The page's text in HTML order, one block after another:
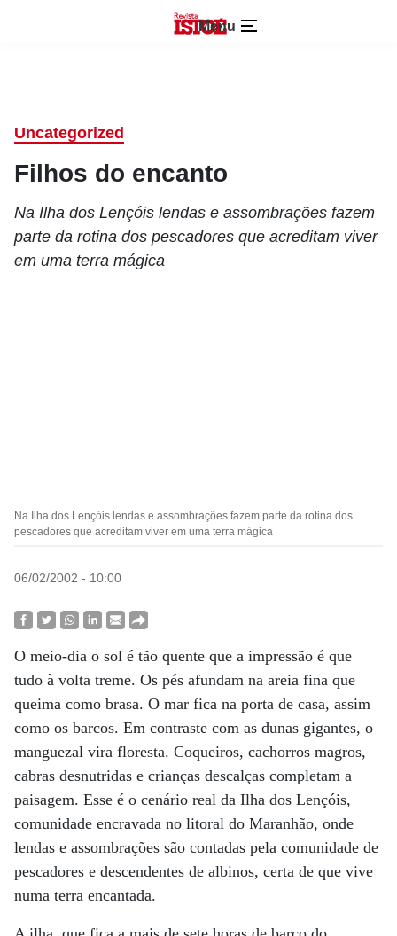
Menu
Uncategorized
Filhos do encanto
Na Ilha dos Lençóis lendas e assombrações fazem
parte da rotina dos pescadores que acreditam viver
em uma terra mágica
Na Ilha dos Lençóis lendas e assombrações fazem parte da rotina dos
pescadores que acreditam viver em uma terra mágica
06/02/2002 - 10:00
O meio-dia o sol é tão quente que a impressão é que
tudo à volta treme. Os pés afundam na areia fina que
queima como brasa. O mar fica na porta de casa, assim
como os barcos. Em contraste com as dunas gigantes, o
manguezal vira floresta. Coqueiros, cachorros magros,
cabras desnutridas e crianças descalças completam a
paisagem. Esse é o cenário real da Ilha dos Lençóis,
comunidade encravada no litoral do Maranhão, onde
lendas e assombrações são contadas pela comunidade de
pescadores e descendentes de albinos, certa de que vive
numa terra encantada.